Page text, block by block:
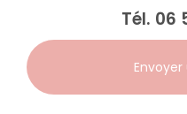
Tél. 06